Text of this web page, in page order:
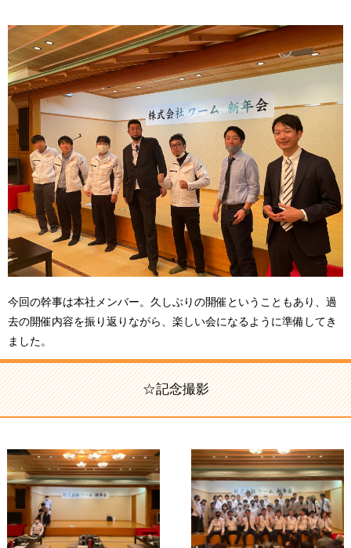
今回の幹事は本社メンバー。久しぶりの開催ということもあり、過
去の開催内容を振り返りながら、楽しい会になるように準備してき
ました。
☆記念撮影